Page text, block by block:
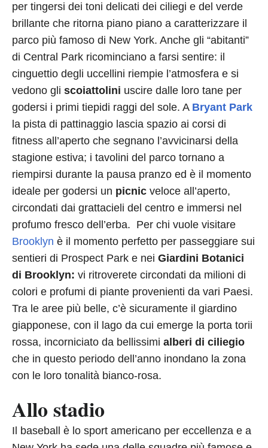
per tingersi dei toni delicati dei ciliegi e del verde
brillante che ritorna piano piano a caratterizzare il
parco più famoso di New York. Anche gli “abitanti”
di Central Park ricominciano a farsi sentire: il
cinguettio degli uccellini riempie l’atmosfera e si
vedono gli scoiattolini uscire dalle loro tane per
godersi i primi tiepidi raggi del sole. A Bryant Park
la pista di pattinaggio lascia spazio ai corsi di
fitness all’aperto che segnano l’avvicinarsi della
stagione estiva; i tavolini del parco tornano a
riempirsi durante la pausa pranzo ed è il momento
ideale per godersi un picnic veloce all’aperto,
circondati dai grattacieli del centro e immersi nel
profumo fresco dell’erba. Per chi vuole visitare
Brooklyn è il momento perfetto per passeggiare sui
sentieri di Prospect Park e nei Giardini Botanici
di Brooklyn: vi ritroverete circondati da milioni di
colori e profumi di piante provenienti da vari Paesi.
Tra le aree più belle, c’è sicuramente il giardino
giapponese, con il lago da cui emerge la porta torii
rossa, incorniciato da bellissimi alberi di ciliegio
che in questo periodo dell’anno inondano la zona
con le loro tonalità bianco-rosa.
Allo stadio
Il baseball è lo sport americano per eccellenza e a